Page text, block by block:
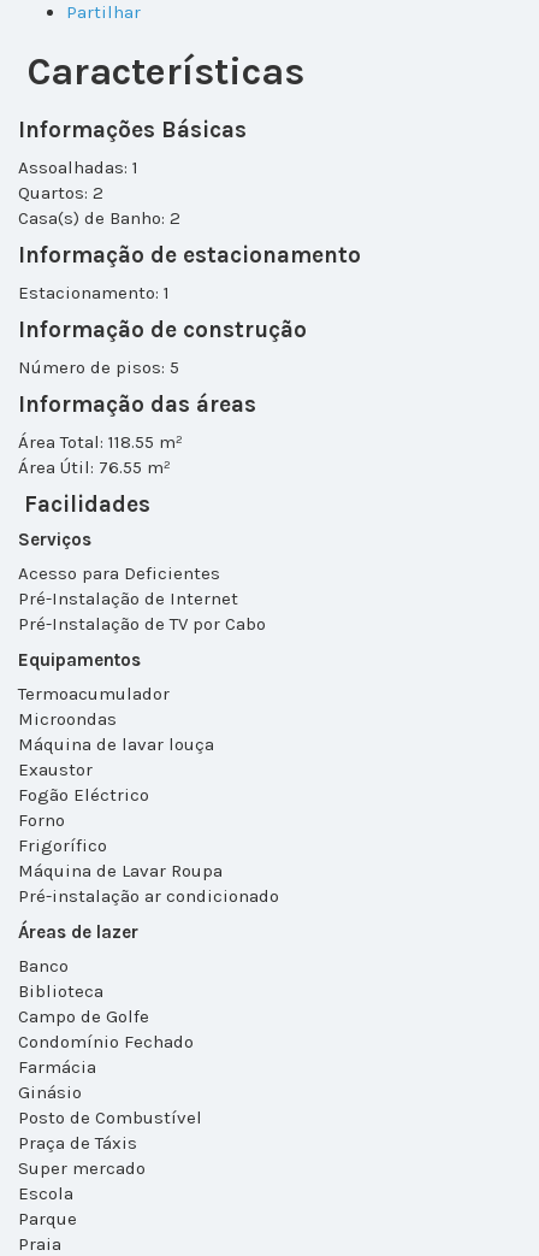
Partilhar
Características
Informações Básicas
Assoalhadas: 1
Quartos: 2
Casa(s) de Banho: 2
Informação de estacionamento
Estacionamento: 1
Informação de construção
Número de pisos: 5
Informação das áreas
Área Total: 118.55 m²
Área Útil: 76.55 m²
Facilidades
Serviços
Acesso para Deficientes
Pré-Instalação de Internet
Pré-Instalação de TV por Cabo
Equipamentos
Termoacumulador
Microondas
Máquina de lavar louça
Exaustor
Fogão Eléctrico
Forno
Frigorífico
Máquina de Lavar Roupa
Pré-instalação ar condicionado
Áreas de lazer
Banco
Biblioteca
Campo de Golfe
Condomínio Fechado
Farmácia
Ginásio
Posto de Combustível
Praça de Táxis
Super mercado
Escola
Parque
Praia